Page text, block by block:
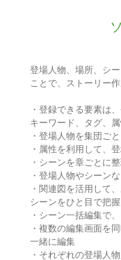
登場人物、場所、シ
ことで、ストーリー作
・登録できる要素は
キーワード、タグ、
・登場人物を集団ご
・属性を利用して、
・シーンを章ごとに
・登場人物やシーン
・関連図を活用して
シーンをひと目で把握
・シーン一括編集で
・複数の編集画面を
一緒に編集
・それぞれの登場人